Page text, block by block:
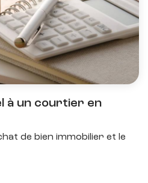
à un courtier en
de bien immobilier et le